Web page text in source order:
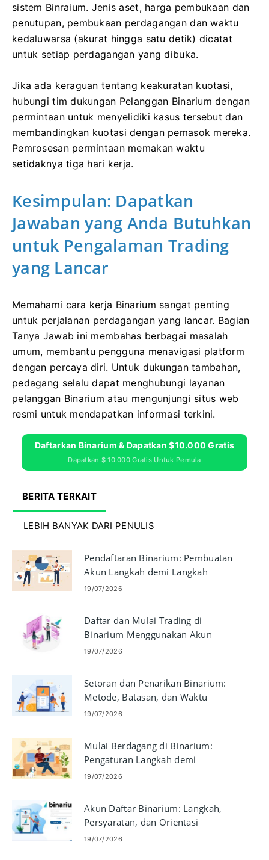
sistem Binraium. Jenis aset, harga pembukaan dan
penutupan, pembukaan perdagangan dan waktu
kedaluwarsa (akurat hingga satu detik) dicatat
untuk setiap perdagangan yang dibuka.
Jika ada keraguan tentang keakuratan kuotasi,
hubungi tim dukungan Pelanggan Binarium dengan
permintaan untuk menyelidiki kasus tersebut dan
membandingkan kuotasi dengan pemasok mereka.
Pemrosesan permintaan memakan waktu
setidaknya tiga hari kerja.
Kesimpulan: Dapatkan
Jawaban yang Anda Butuhkan
untuk Pengalaman Trading
yang Lancar
Memahami cara kerja Binarium sangat penting
untuk perjalanan perdagangan yang lancar. Bagian
Tanya Jawab ini membahas berbagai masalah
umum, membantu pengguna menavigasi platform
dengan percaya diri. Untuk dukungan tambahan,
pedagang selalu dapat menghubungi layanan
pelanggan Binarium atau mengunjungi situs web
resmi untuk mendapatkan informasi terkini.
Daftarkan Binarium & Dapatkan $10.000 Gratis
Dapatkan $ 10.000 Gratis Untuk Pemula
BERITA TERKAIT
LEBIH BANYAK DARI PENULIS
Pendaftaran Binarium: Pembuatan
Akun Langkah demi Langkah
19/07/2026
Daftar dan Mulai Trading di
Binarium Menggunakan Akun
Demo
19/07/2026
Setoran dan Penarikan Binarium:
Metode, Batasan, dan Waktu
Pemrosesan
19/07/2026
Mulai Berdagang di Binarium:
Pengaturan Langkah demi
Langkah untuk Pemula
19/07/2026
Akun Daftar Binarium: Langkah,
Persyaratan, dan Orientasi
19/07/2026